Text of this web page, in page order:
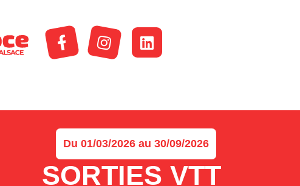
Du 01/03/2026 au 30/09/2026
SORTIES VTT